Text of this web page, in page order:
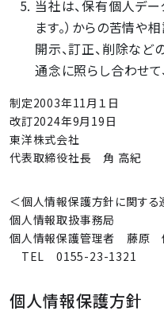
当社は、保有個人デー
ます。）からの苦情や
開示、訂正、削除など
通念に照らし合わせて
制定2003年11月１日
改訂2024年9月19日
東洋株式会社
代表取締役社長 角 高紀
＜個人情報保護方針に関する
個人情報取扱事務局
個人情報保護管理者 藤原
TEL 0155-23-1321
個人情報保護方針